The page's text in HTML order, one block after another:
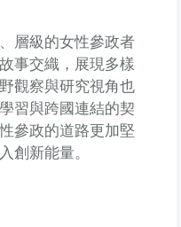
層級的女性參政者
事交織，展現多樣
觀察與研究視角也
習與跨國連結的契
參政的道路更加堅
創新能量。